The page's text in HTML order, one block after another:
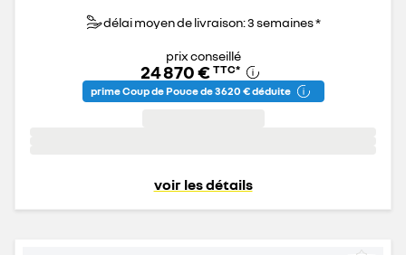
délai moyen de livraison: 3 semaines *
prix conseillé
24 870 € TTC*
prime Coup de Pouce de 3 620 € déduite
voir les détails